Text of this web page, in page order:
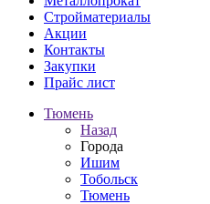
Стройматериалы
Акции
Контакты
Закупки
Прайс лист
Тюмень
Назад
Города
Ишим
Тобольск
Тюмень